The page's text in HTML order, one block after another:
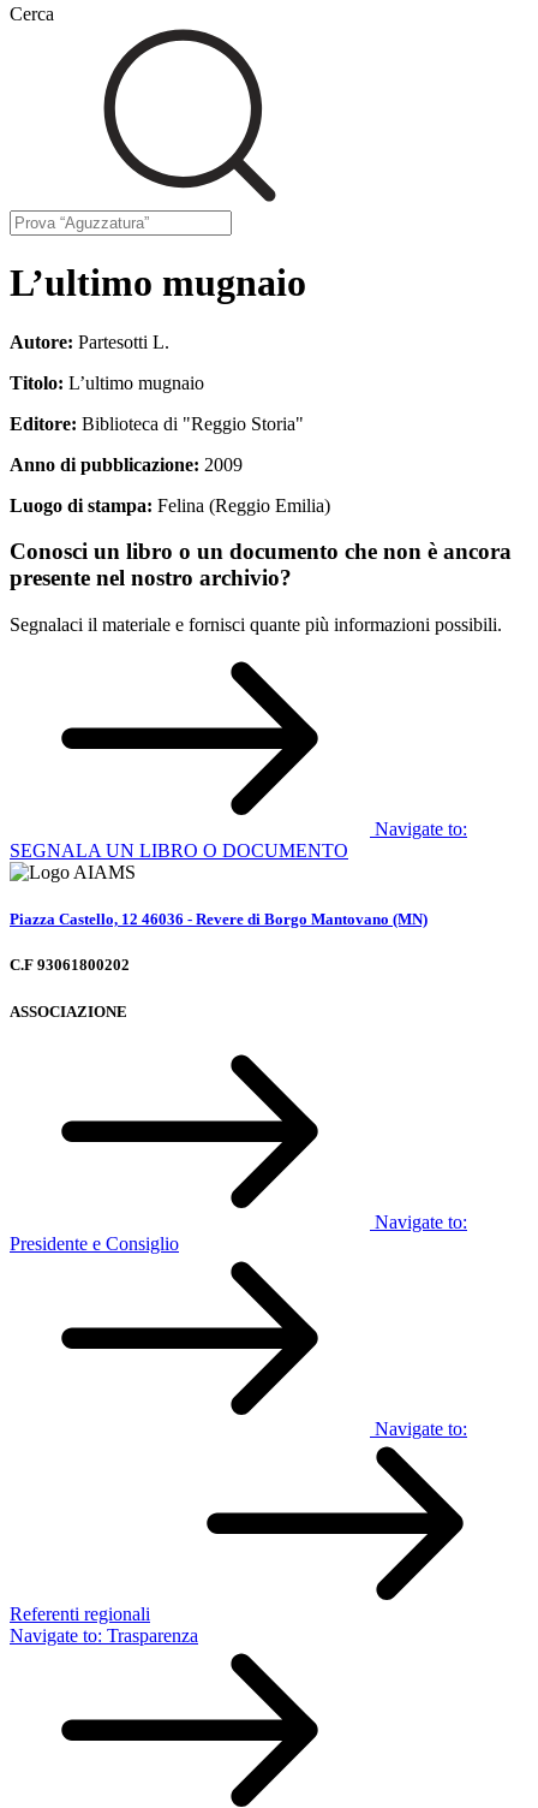
Cerca
L’ultimo mugnaio
Autore: Partesotti L.
Titolo: L’ultimo mugnaio
Editore: Biblioteca di "Reggio Storia"
Anno di pubblicazione: 2009
Luogo di stampa: Felina (Reggio Emilia)
Conosci un libro o un documento che non è ancora
presente nel nostro archivio?
Segnalaci il materiale e fornisci quante più informazioni possibili.
Navigate to:
SEGNALA UN LIBRO O DOCUMENTO
Piazza Castello, 12 46036 - Revere di Borgo Mantovano (MN)
C.F 93061800202
ASSOCIAZIONE
Navigate to:
Presidente e Consiglio
Navigate to:
Referenti regionali
Navigate to: Trasparenza